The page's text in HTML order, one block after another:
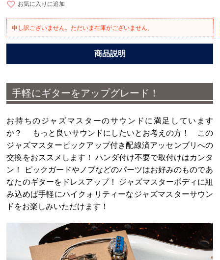
お気に入りに追加
申し訳ございません。ただいま在庫がございません。
手軽にギターをアップグレード！
お持ちのジャズマスターのサウンドに満足しています
か？ もっと良いサウンドにしたいとお考えの方！ この
ジャズマスターピックアップ付き配線済アッセンブリへの
交換をおススメします！ ハンダ付け不要で取付けはカンタ
ン！ ピックガードやノブなどのパーツはお好みのものであ
なたのギターをドレスアップ！ ジャズマスターボディに組
み込めば手軽にハイクォリティーなジャズマスターサウン
ドをお楽しみいただけます！